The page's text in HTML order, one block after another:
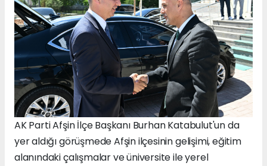
AK Parti Afşin İlçe Başkanı Burhan Katabulut'un da
yer aldığı görüşmede Afşin ilçesinin gelişimi, eğitim
alanındaki çalışmalar ve üniversite ile yerel